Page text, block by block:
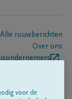
Alle rouwberichten
Over ons
voor de